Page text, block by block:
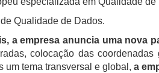
Qualidade de Dados.
a empresa anuncia uma nova
colocação das coordenadas
um tema transversal e global,a